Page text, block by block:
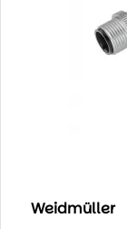
Weidmüller